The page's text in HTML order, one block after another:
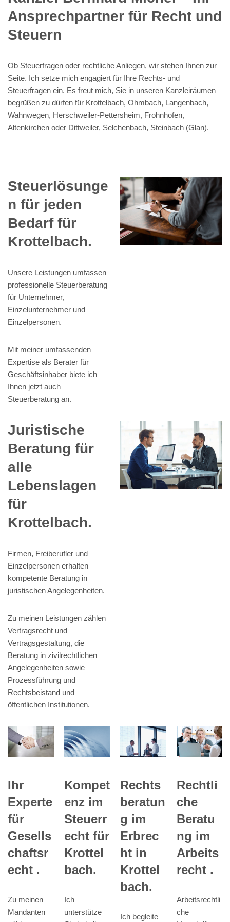
Ansprechpartner für Recht und
Steuern
Ob Steuerfragen oder rechtliche Anliegen, wir stehen Ihnen zur
Seite. Ich setze mich engagiert für Ihre Rechts- und
Steuerfragen ein. Es freut mich, Sie in unseren Kanzleiräumen
begrüßen zu dürfen für Krottelbach, Ohmbach, Langenbach,
Wahnwegen, Herschweiler-Pettersheim, Frohnhofen,
Altenkirchen oder Dittweiler, Selchenbach, Steinbach (Glan).
Steuerlösunge
n für jeden
Bedarf für
Krottelbach.
Unsere Leistungen umfassen
professionelle Steuerberatung
für Unternehmer,
Einzelunternehmer und
Einzelpersonen.
Mit meiner umfassenden
Expertise als Berater für
Geschäftsinhaber biete ich
Ihnen jetzt auch
Steuerberatung an.
Juristische
Beratung für
alle
Lebenslagen
für
Krottelbach.
Firmen, Freiberufler und
Einzelpersonen erhalten
kompetente Beratung in
juristischen Angelegenheiten.
Zu meinen Leistungen zählen
Vertragsrecht und
Vertragsgestaltung, die
Beratung in zivilrechtlichen
Angelegenheiten sowie
Prozessführung und
Rechtsbeistand und
öffentlichen Institutionen.
Ihr
Experte
für
Gesells
chaftsr
echt .
Zu meinen
Mandanten
Kompet
enz im
Steuerr
echt für
Krottel
bach.
Ich
unterstütze
Rechts
beratun
g im
Erbrec
ht in
Krottel
bach.
Ich begleite
Rechtli
che
Beratu
ng im
Arbeits
recht .
Arbeitsrechtli
che